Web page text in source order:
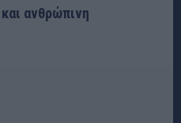
ανθρώπινη